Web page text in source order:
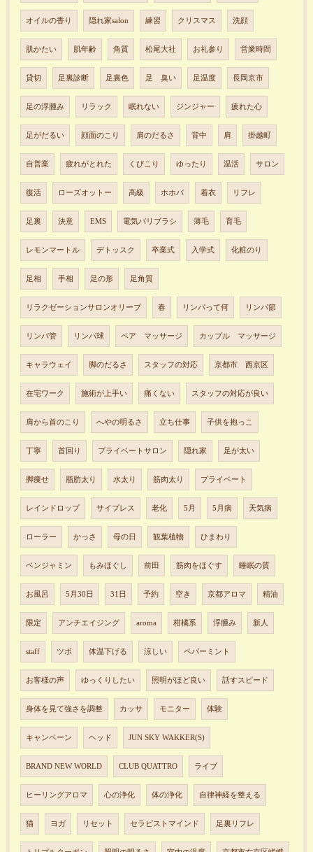
オイルの香り 隠れ家salon 練習 クリスマス 洗顔
肌かたい 肌年齢 角質 松尾大社 お礼参り 営業時間
貸切 足裏診断 足裏色 足 臭い 足温度 長岡京市
足の浮腫み リラック 眠れない ジンジャー 疲れた心
足がだるい 顔面のこり 肩のだるさ 背中 肩 掛越町
自営業 疲れがとれた くびこり ゆったり 温活 サロン
復活 ローズオットー 高級 ホホバ 着衣 リフレ
足裏 決意 EMS 電気バリブラシ 薄毛 育毛
レモンマートル デトッスク 卒業式 入学式 化粧のり
足相 手相 足の形 足角質
リラクゼーションサロンオリーブ 春 リンパって何 リンパ節
リンパ管 リンパ球 ペア マッサージ カップル マッサージ
キャラウェイ 脚のだるさ スタッフの対応 京都市 西京区
在宅ワーク 施術が上手い 痛くない スタッフの対応が良い
肩から首のこり へやの明るさ 立ち仕事 子供を抱っこ
丁寧 首回り プライベートサロン 隠れ家 足が太い
脚痩せ 脂肪太り 水太り 筋肉太り プライベート
レインドロップ サイプレス 老化 5月 5月病 天気病
ローラー かっさ 母の日 観葉植物 ひまわり
ベンジャミン もみほぐし 前田 筋肉をほぐす 睡眠の質
お風呂 5月30日 31日 予約 空き 京都アロマ 精油
限定 アンチエイジング aroma 柑橘系 浮腫み 新人
staff ツボ 体温下げる 涼しい ペパーミント
お客様の声 ゆっくりしたい 照明がほど良い 話すスピード
身体を見て強さを調整 カッサ モニター 体験
キャンペーン ヘッド JUN SKY WAKKER(S)
BRAND NEW WORLD CLUB QUATTRO ライブ
ヒーリングアロマ 心の浄化 体の浄化 自律神経を整える
猫 ヨガ リセット セラピストマインド 足裏リフレ